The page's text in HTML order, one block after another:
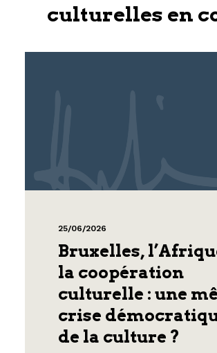
culturelles en
25/06/2026
Bruxelles,
la coopération
culturelle : une
crise
de la culture ?